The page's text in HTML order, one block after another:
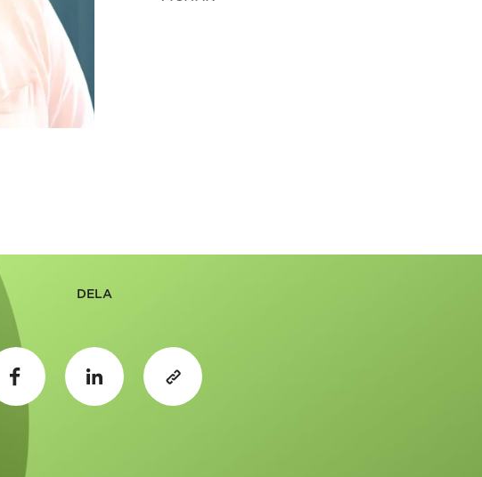
DELA